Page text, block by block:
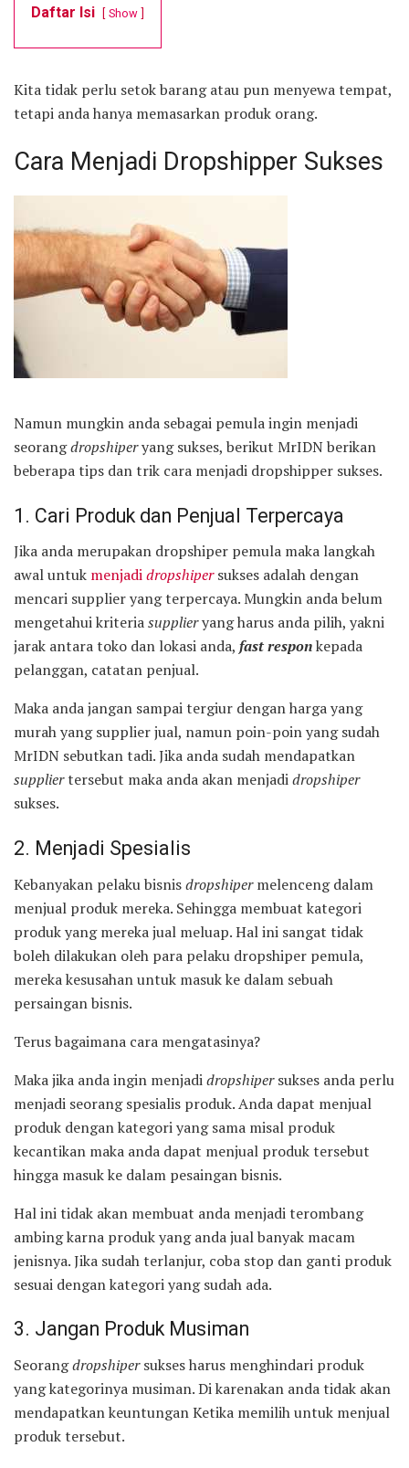
Daftar Isi Show
Kita tidak perlu setok barang atau pun menyewa tempat,
tetapi anda hanya memasarkan produk orang.
Cara Menjadi Dropshipper Sukses
Namun mungkin anda sebagai pemula ingin menjadi
seorangdropshiperyang sukses, berikut MrIDN berikan
beberapa tips dan trik cara menjadi dropshipper sukses.
1. Cari Produk dan Penjual Terpercaya
Jika anda merupakan dropshiper pemula maka langkah
awal untuk menjadidropshipersukses adalah dengan
mencari supplier yang terpercaya. Mungkin anda belum
mengetahui kriteriasupplieryang harus anda pilih, yakni
jarak antara toko dan lokasi anda, fast responkepada
pelanggan, catatan penjual.
Maka anda jangan sampai tergiur dengan harga yang
murah yang supplier jual, namun poin-poin yang sudah
MrIDN sebutkan tadi. Jika anda sudah mendapatkan
suppliertersebut maka anda akan menjadidropshiper
sukses.
2. Menjadi Spesialis
Kebanyakan pelaku bisnisdropshipermelenceng dalam
menjual produk mereka. Sehingga membuat kategori
produk yang mereka jual meluap. Hal ini sangat tidak
boleh dilakukan oleh para pelaku dropshiper pemula,
mereka kesusahan untuk masuk ke dalam sebuah
persaingan bisnis.
Terus bagaimana cara mengatasinya?
Maka jika anda ingin menjadidropshipersukses anda perlu
menjadi seorang spesialis produk. Anda dapat menjual
produk dengan kategori yang sama misal produk
kecantikan maka anda dapat menjual produk tersebut
hingga masuk ke dalam pesaingan bisnis.
Hal ini tidak akan membuat anda menjadi terombang
ambing karna produk yang anda jual banyak macam
jenisnya. Jika sudah terlanjur, coba stop dan ganti produk
sesuai dengan kategori yang sudah ada.
3. Jangan Produk Musiman
Seorangdropshipersukses harus menghindari produk
yang kategorinya musiman. Di karenakan anda tidak akan
mendapatkan keuntungan Ketika memilih untuk menjual
produk tersebut.